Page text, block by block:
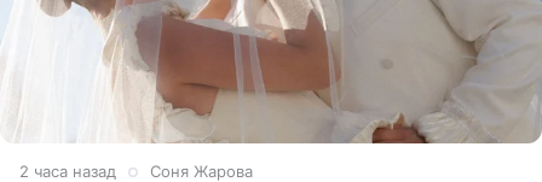
2 часа назад Соня Жарова